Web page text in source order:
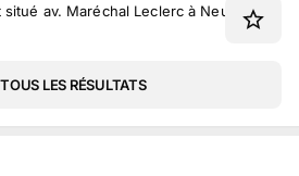
situé av. Maréchal Leclerc à Neuilly-sur-
LES RÉSULTATS